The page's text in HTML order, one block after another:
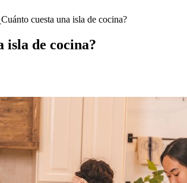
cuesta una isla de cocina?
isla de cocina?